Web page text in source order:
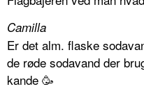
Camilla
Er det alm. flaske
de røde sodavand der
kande 🥳